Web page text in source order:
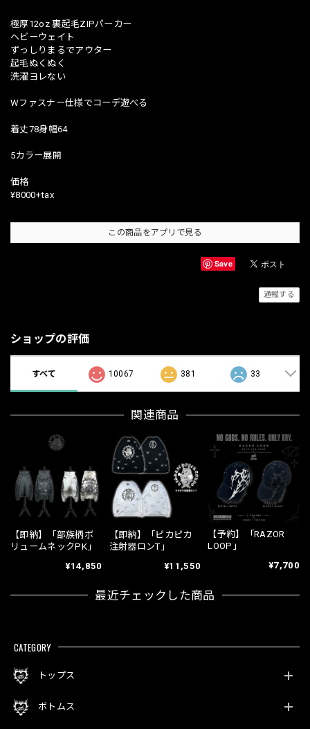
極厚12oz 裏起毛ZIPパーカー
ヘビーウェイト
ずっしりまるでアウター
起毛ぬくぬく
洗濯ヨレない
Wファスナー仕様でコーデ遊べる
着丈78身幅64
5カラー展開
価格
¥8000+tax
この商品をアプリで見る
Save
通報する
ショップの評価
すべて 10067 381 33
関連商品
【即納】「部族柄ボ
リュームネックPK」
¥14,850
【即納】「ピカピカ
注射器ロンT」
¥11,550
【予約】「RAZOR
LOOP」
¥7,700
最近チェックした商品
CATEGORY
トップス
ボトムス